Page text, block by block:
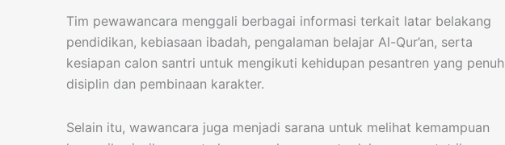
Tim pewawancara menggali berbagai informasi terkait latar belakang
pendidikan, kebiasaan ibadah, pengalaman belajar Al-Qur’an, serta
kesiapan calon santri untuk mengikuti kehidupan pesantren yang penuh
disiplin dan pembinaan karakter.
Selain itu, wawancara juga menjadi sarana untuk melihat kemampuan